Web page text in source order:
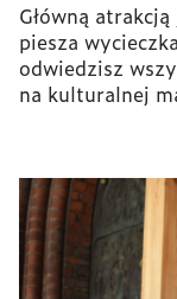
Główną
piesza
odwiedzisz
na kulturalnej